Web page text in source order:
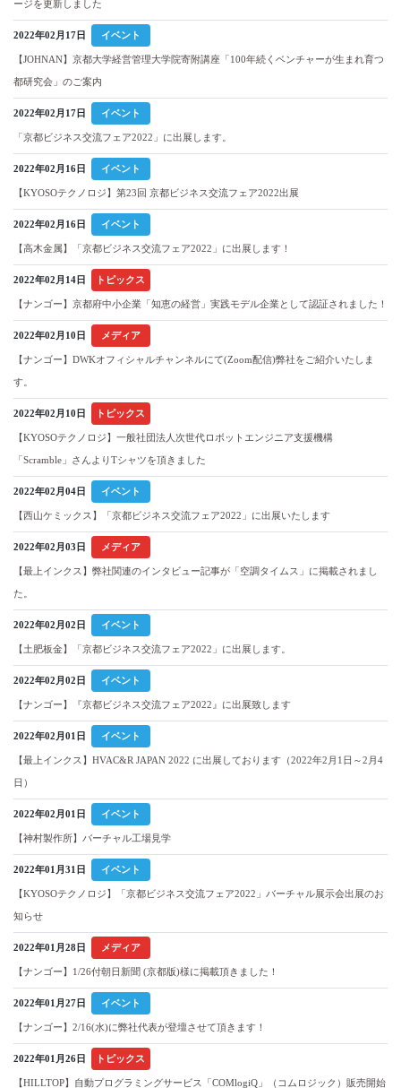
ージを更新しました
2022年02月17日 イベント
【JOHNAN】京都大学経営管理大学院寄附講座「100年続くベンチャーが生まれ育つ
都研究会」のご案内
2022年02月17日 イベント
「京都ビジネス交流フェア2022」に出展します。
2022年02月16日 イベント
【KYOSOテクノロジ】第23回 京都ビジネス交流フェア2022出展
2022年02月16日 イベント
【高木金属】「京都ビジネス交流フェア2022」に出展します！
2022年02月14日 トピックス
【ナンゴー】京都府中小企業「知恵の経営」実践モデル企業として認証されました！
2022年02月10日 メディア
【ナンゴー】DWKオフィシャルチャンネルにて(Zoom配信)弊社をご紹介いたしま
す。
2022年02月10日 トピックス
【KYOSOテクノロジ】一般社団法人次世代ロボットエンジニア支援機構
「Scramble」さんよりTシャツを頂きました
2022年02月04日 イベント
【西山ケミックス】「京都ビジネス交流フェア2022」に出展いたします
2022年02月03日 メディア
【最上インクス】弊社関連のインタビュー記事が「空調タイムス」に掲載されまし
た。
2022年02月02日 イベント
【土肥板金】「京都ビジネス交流フェア2022」に出展します。
2022年02月02日 イベント
【ナンゴー】『京都ビジネス交流フェア2022』に出展致します
2022年02月01日 イベント
【最上インクス】HVAC&R JAPAN 2022 に出展しております（2022年2月1日～2月4
日）
2022年02月01日 イベント
【神村製作所】バーチャル工場見学
2022年01月31日 イベント
【KYOSOテクノロジ】「京都ビジネス交流フェア2022」バーチャル展示会出展のお
知らせ
2022年01月28日 メディア
【ナンゴー】1/26付朝日新聞 (京都版)様に掲載頂きました！
2022年01月27日 イベント
【ナンゴー】2/16(水)に弊社代表が登壇させて頂きます！
2022年01月26日 トピックス
【HILLTOP】⾃動プログラミングサービス「COMlogiQ」（コムロジック）販売開始